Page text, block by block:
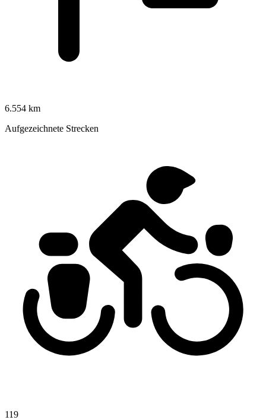
6.554 km
Aufgezeichnete Strecken
119